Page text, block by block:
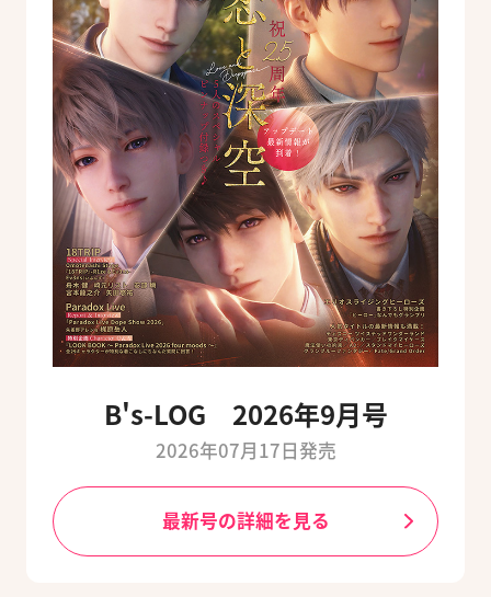
B's-LOG 2026年9月号
2026年07月17日発売
最新号の詳細を見る